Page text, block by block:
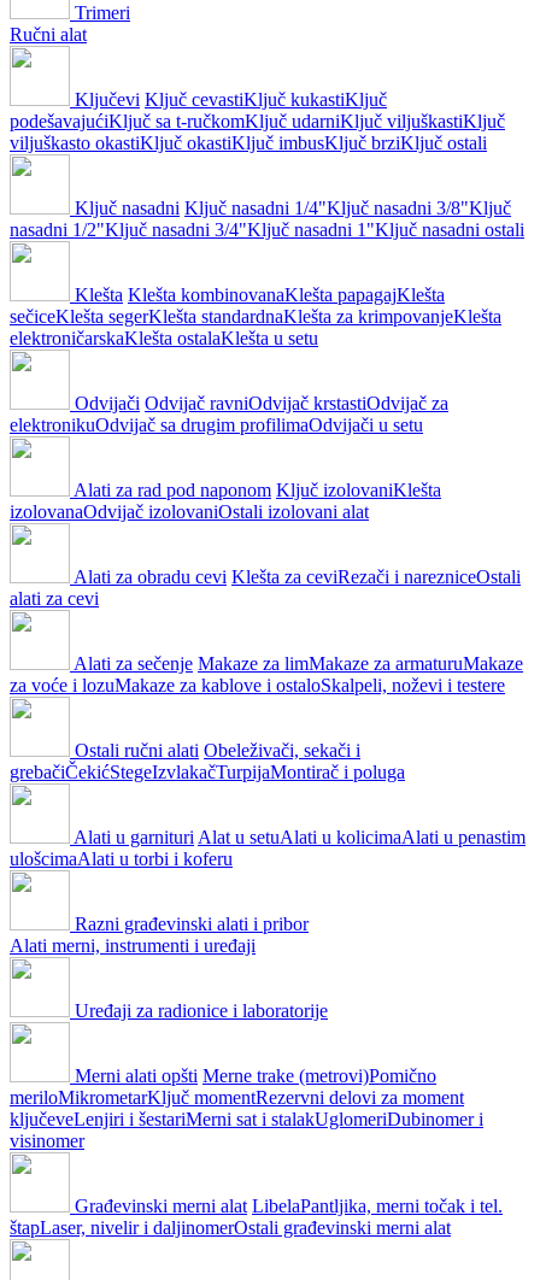
Trimeri
Ručni alat
Ključevi Ključ cevastiKljuč kukastiKljuč
podešavajućiKljuč sa t-ručkomKljuč udarniKljuč viljuškastiKljuč
viljuškasto okastiKljuč okastiKljuč imbusKljuč brziKljuč ostali
Ključ nasadni Ključ nasadni 1/4"Ključ nasadni 3/8"Ključ
nasadni 1/2"Ključ nasadni 3/4"Ključ nasadni 1"Ključ nasadni ostali
Klešta Klešta kombinovanaKlešta papagajKlešta
sečiceKlešta segerKlešta standardnaKlešta za krimpovanjeKlešta
elektroničarskaKlešta ostalaKlešta u setu
Odvijači Odvijač ravniOdvijač krstastiOdvijač za
elektronikuOdvijač sa drugim profilimaOdvijači u setu
Alati za rad pod naponom Ključ izolovaniKlešta
izolovanaOdvijač izolovaniOstali izolovani alat
Alati za obradu cevi Klešta za ceviRezači i narezniceOstali
alati za cevi
Alati za sečenje Makaze za limMakaze za armaturuMakaze
za voće i lozuMakaze za kablove i ostaloSkalpeli, noževi i testere
Ostali ručni alati Obeleživači, sekači i
grebačiČekićStegeIzvlakačTurpijaMontirač i poluga
Alati u garnituri Alat u setuAlati u kolicimaAlati u penastim
ulošcimaAlati u torbi i koferu
Razni građevinski alati i pribor
Alati merni, instrumenti i uređaji
Uređaji za radionice i laboratorije
Merni alati opšti Merne trake (metrovi)Pomično
meriloMikrometarKljuč momentRezervni delovi za moment
ključeveLenjiri i šestariMerni sat i stalakUglomeriDubinomer i
visinomer
Građevinski merni alat LibelaPantljika, merni točak i tel.
štapLaser, nivelir i daljinomerOstali građevinski merni alat